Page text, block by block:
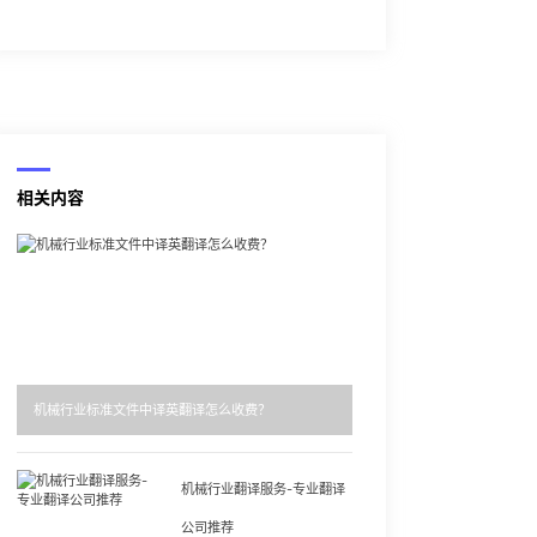
相关内容
机械行业标准文件中译英翻译怎么收费？
机械行业翻译服务-专业翻译
公司推荐